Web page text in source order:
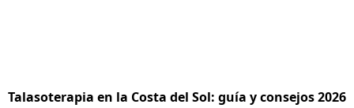
Talasoterapia en la Costa del Sol: guía y consejos 2026